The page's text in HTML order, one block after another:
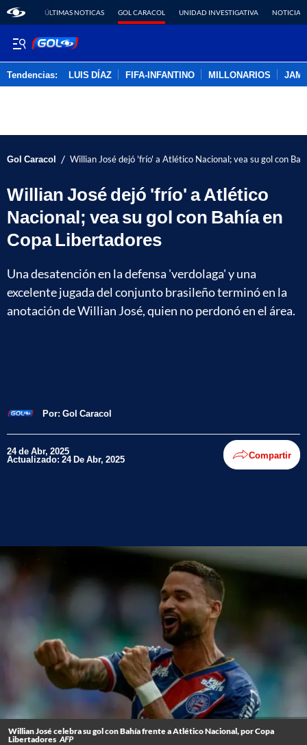
ÚLTIMAS NOTICAS GOL CARACOL UNIDAD INVESTIGATIVA NOTICIAS
Tendencias: LUIS DÍAZ FIFA-INFANTINO MILLONARIOS
Gol Caracol / Willian José dejó 'frío' a Atlético Nacional; vea su gol con
Willian José dejó 'frío' a Atlético
Nacional; vea su gol con Bahía en
Copa Libertadores
Una desatención en la defensa 'verdolaga' y una
excelente jugada del conjunto brasileño terminó en la
anotación de Willian José, quien no perdonó en el área.
Por: Gol Caracol
24 de Abr, 2025
Actualizado: 24 De Abr, 2025 Compartir
Willian José celebra su gol con Bahía frente a Atlético Nacional, por Copa
Libertadores AFP